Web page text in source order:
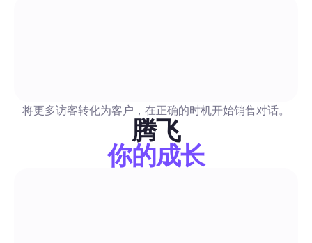
授权、每张图成本以及审核功能。包含测试过的提示模板、API/
单、法律指导，以及即插即用的Blabla工作流程，用于自动化发
评论与私信自动化
将更多访客转化为客户，在正确的时机开始销售对话。
腾飞
你的成长